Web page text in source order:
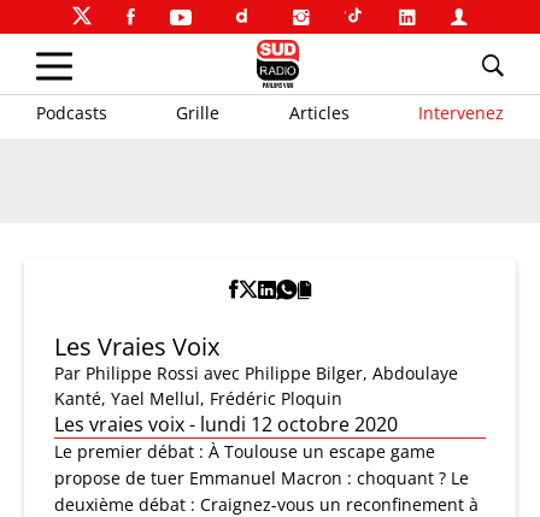
Podcasts Grille Articles Intervenez
Les Vraies Voix
Par Philippe Rossi avec Philippe Bilger, Abdoulaye
Kanté, Yael Mellul, Frédéric Ploquin
Les vraies voix - lundi 12 octobre 2020
Le premier débat : À Toulouse un escape game
propose de tuer Emmanuel Macron : choquant ? Le
deuxième débat : Craignez-vous un reconfinement à